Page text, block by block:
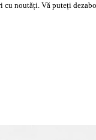
noutăți. Vă puteți